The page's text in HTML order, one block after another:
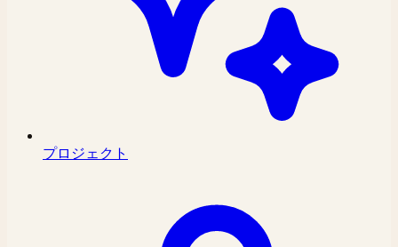
プロジェクト